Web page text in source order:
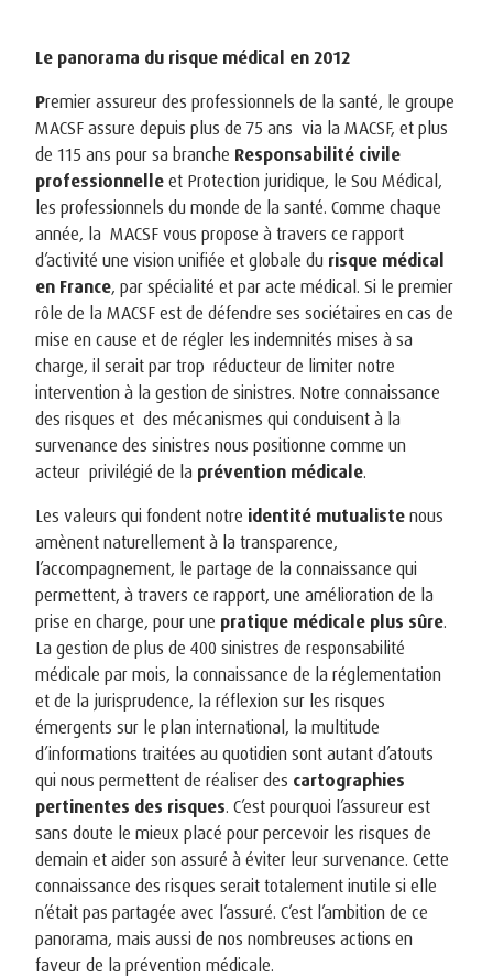
Le panorama du risque médical en 2012
Premier assureur des professionnels de la santé, le groupe
MACSF assure depuis plus de 75 ans via la MACSF, et plus
de 115 ans pour sa branche Responsabilité civile
professionnelle et Protection juridique, le Sou Médical,
les professionnels du monde de la santé. Comme chaque
année, la MACSF vous propose à travers ce rapport
d’activité une vision unifiée et globale du risque médical
en France, par spécialité et par acte médical. Si le premier
rôle de la MACSF est de défendre ses sociétaires en cas de
mise en cause et de régler les indemnités mises à sa
charge, il serait par trop réducteur de limiter notre
intervention à la gestion de sinistres. Notre connaissance
des risques et des mécanismes qui conduisent à la
survenance des sinistres nous positionne comme un
acteur privilégié de la prévention médicale.
Les valeurs qui fondent notre identité mutualiste nous
amènent naturellement à la transparence,
l’accompagnement, le partage de la connaissance qui
permettent, à travers ce rapport, une amélioration de la
prise en charge, pour une pratique médicale plus sûre.
La gestion de plus de 400 sinistres de responsabilité
médicale par mois, la connaissance de la réglementation
et de la jurisprudence, la réflexion sur les risques
émergents sur le plan international, la multitude
d’informations traitées au quotidien sont autant d’atouts
qui nous permettent de réaliser des cartographies
pertinentes des risques. C’est pourquoi l’assureur est
sans doute le mieux placé pour percevoir les risques de
demain et aider son assuré à éviter leur survenance. Cette
connaissance des risques serait totalement inutile si elle
n’était pas partagée avec l’assuré. C’est l’ambition de ce
panorama, mais aussi de nos nombreuses actions en
faveur de la prévention médicale.